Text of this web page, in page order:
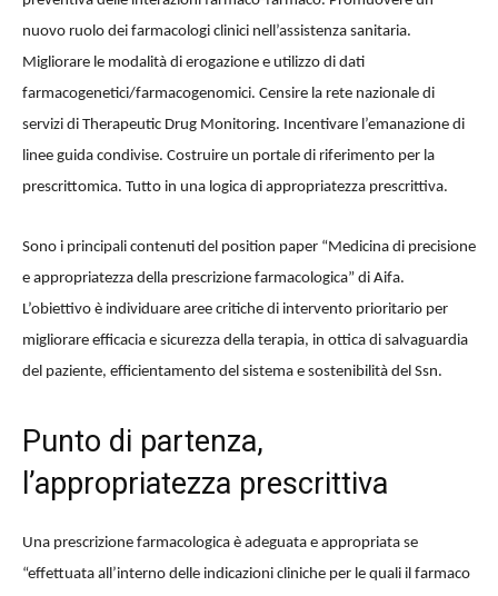
nuovo ruolo dei farmacologi clinici nell’assistenza sanitaria.
Migliorare le modalità di erogazione e utilizzo di dati
farmacogenetici/farmacogenomici. Censire la rete nazionale di
servizi di Therapeutic Drug Monitoring. Incentivare l’emanazione di
linee guida condivise. Costruire un portale di riferimento per la
prescrittomica. Tutto in una logica di appropriatezza prescrittiva.
Sono i principali contenuti del position paper “Medicina di precisione
e appropriatezza della prescrizione farmacologica” di Aifa.
L’obiettivo è individuare aree critiche di intervento prioritario per
migliorare efficacia e sicurezza della terapia, in ottica di salvaguardia
del paziente, efficientamento del sistema e sostenibilità del Ssn.
Punto di partenza,
l’appropriatezza prescrittiva
Una prescrizione farmacologica è adeguata e appropriata se
“effettuata all’interno delle indicazioni cliniche per le quali il farmaco